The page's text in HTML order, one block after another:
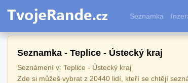
Seznamka
Seznamka - Teplice - Ústecký kraj
Seznámení v: Teplice - Ústecký kraj
Zde si můžeš vybrat z 20440 lidí, kteří se chtějí